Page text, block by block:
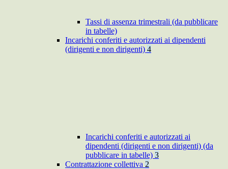
Tassi di assenza trimestrali (da pubblicare
in tabelle)
Incarichi conferiti e autorizzati ai dipendenti
(dirigenti e non dirigenti) 4
Incarichi conferiti e autorizzati ai
dipendenti (dirigenti e non dirigenti) (da
pubblicare in tabelle) 3
Contrattazione collettiva 2